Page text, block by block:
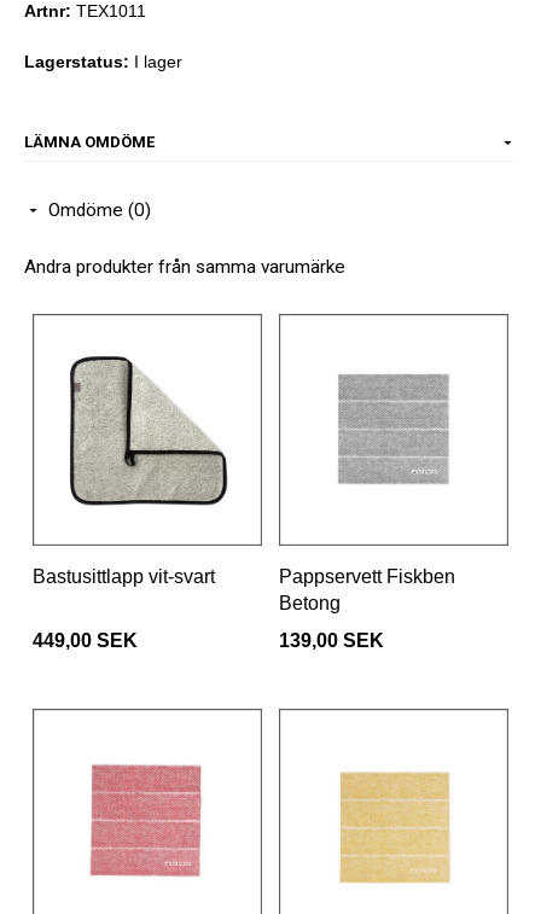
Artnr: TEX1011
Lagerstatus: I lager
LÄMNA OMDÖME
Omdöme (0)
Andra produkter från samma varumärke
Bastusittlapp vit-svart
449,00 SEK
Pappservett Fiskben
Betong
139,00 SEK